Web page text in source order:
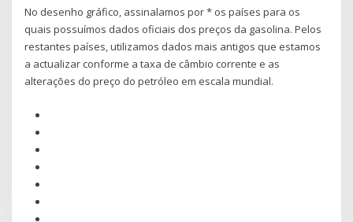
No desenho gráfico, assinalamos por * os países para os
quais possuímos dados oficiais dos preços da gasolina. Pelos
restantes países, utilizamos dados mais antigos que estamos
a actualizar conforme a taxa de câmbio corrente e as
alterações do preço do petróleo em escala mundial.